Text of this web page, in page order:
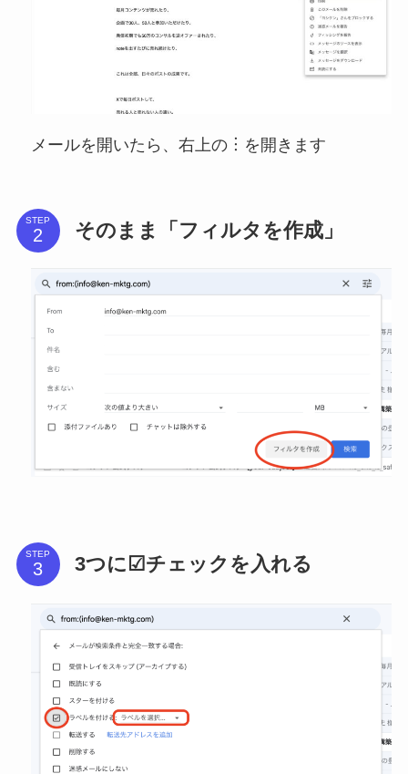
メールを開いたら、右上の︙を開きます
STEP そのまま「フィルタを作成」
STEP 3つに☑チェックを入れる